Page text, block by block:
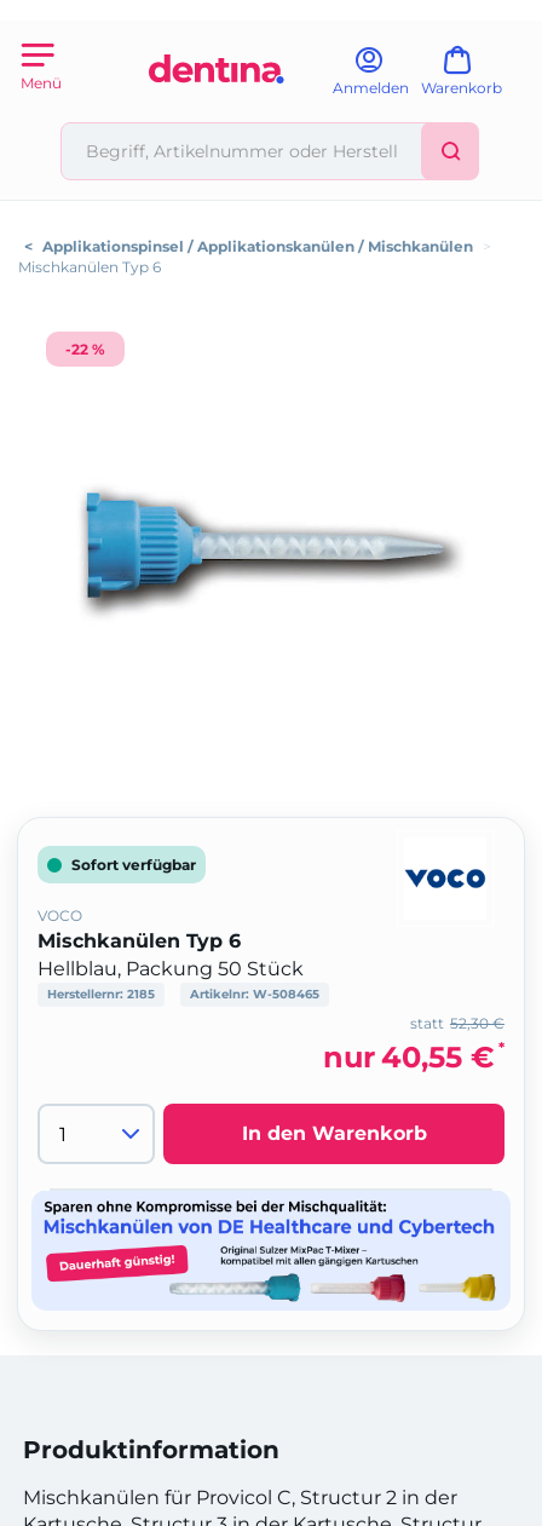
Menü Anmelden Warenkorb
< Applikationspinsel / Applikationskanülen / Mischkanülen >
Mischkanülen Typ 6
-22 %
Sofort verfügbar
VOCO
Mischkanülen Typ 6
Hellblau, Packung 50 Stück
Herstellernr: 2185 Artikelnr: W-508465
52,30 €
statt
nur40,55 € *
In den Warenkorb
Produktinformation
Mischkanülen für Provicol C, Structur 2 in der